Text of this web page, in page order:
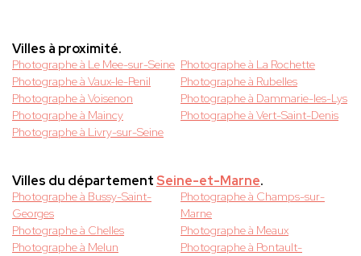
Villes à proximité.
Photographe à Le Mee-sur-Seine Photographe à La Rochette
Photographe à Vaux-le-Penil
Photographe à Rubelles
Photographe à Voisenon
Photographe à Dammarie-les-Lys
Photographe à Maincy
Photographe à Vert-Saint-Denis
Photographe à Livry-sur-Seine
Villes du département Seine-et-Marne.
Photographe à Bussy-Saint-
Georges
Photographe à Champs-sur-
Marne
Photographe à Chelles
Photographe à Meaux
Photographe à Melun
Photographe à Pontault-